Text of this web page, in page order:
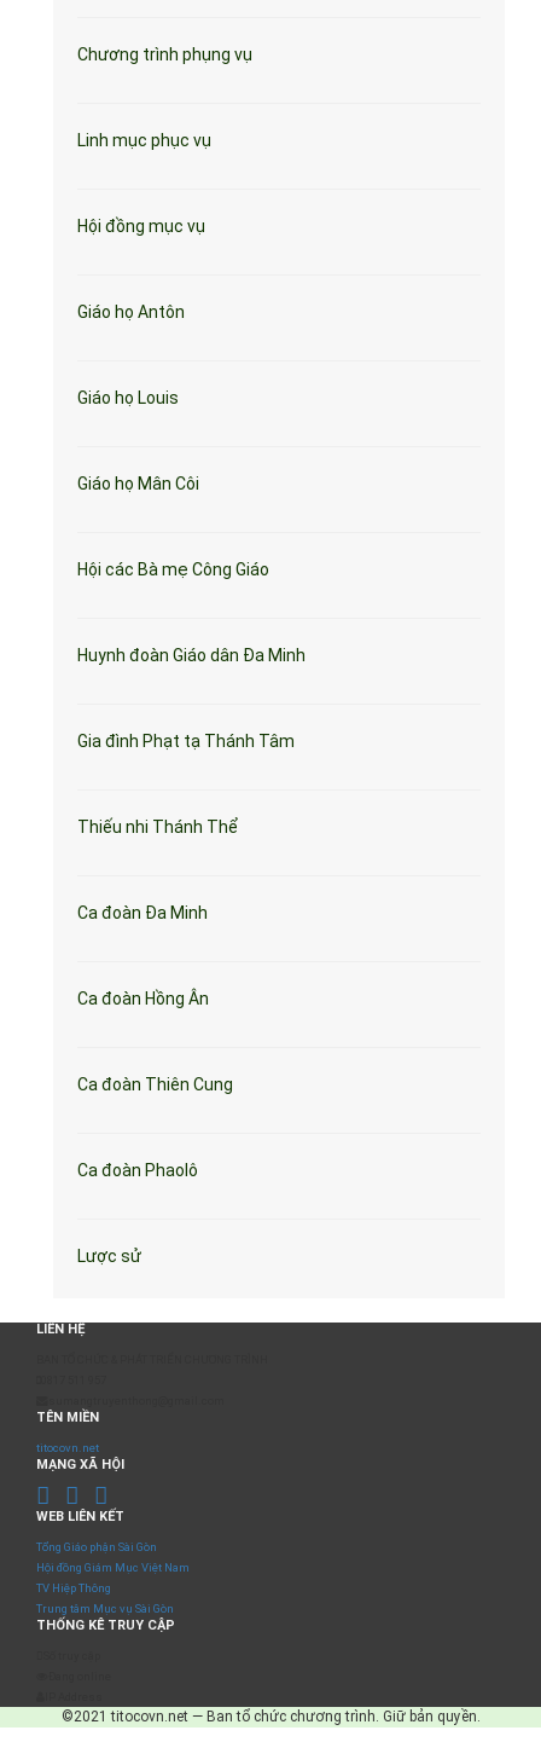
Chương trình phụng vụ
Linh mục phục vụ
Hội đồng mục vụ
Giáo họ Antôn
Giáo họ Louis
Giáo họ Mân Côi
Hội các Bà mẹ Công Giáo
Huynh đoàn Giáo dân Đa Minh
Gia đình Phạt tạ Thánh Tâm
Thiếu nhi Thánh Thể
Ca đoàn Đa Minh
Ca đoàn Hồng Ân
Ca đoàn Thiên Cung
Ca đoàn Phaolô
Lược sử
LIÊN HỆ
TÊN MIỀN
titocovn.net
MẠNG XÃ HỘI
WEB LIÊN KẾT
Tổng Giáo phận Sài Gòn
Hội đồng Giám Mục Việt Nam
TV Hiệp Thông
Trung tâm Mục vụ Sài Gòn
THỐNG KÊ TRUY CẬP
©2021 titocovn.net — Ban tổ chức chương trình. Giữ bản quyền.